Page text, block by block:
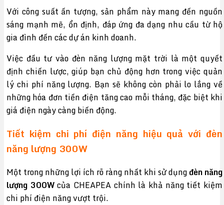
Với công suất ấn tượng, sản phẩm này mang đến nguồn
sáng mạnh mẽ, ổn định, đáp ứng đa dạng nhu cầu từ hộ
gia đình đến các dự án kinh doanh.
Việc đầu tư vào đèn năng lượng mặt trời là một quyết
định chiến lược, giúp bạn chủ động hơn trong việc quản
lý chi phí năng lượng. Bạn sẽ không còn phải lo lắng về
những hóa đơn tiền điện tăng cao mỗi tháng, đặc biệt khi
giá điện ngày càng biến động.
Tiết kiệm chi phí điện năng hiệu quả với đèn
năng lượng 300W
Một trong những lợi ích rõ ràng nhất khi sử dụngđèn năng
lượng 300Wcủa CHEAPEA chính là khả năng tiết kiệm
chi phí điện năng vượt trội.